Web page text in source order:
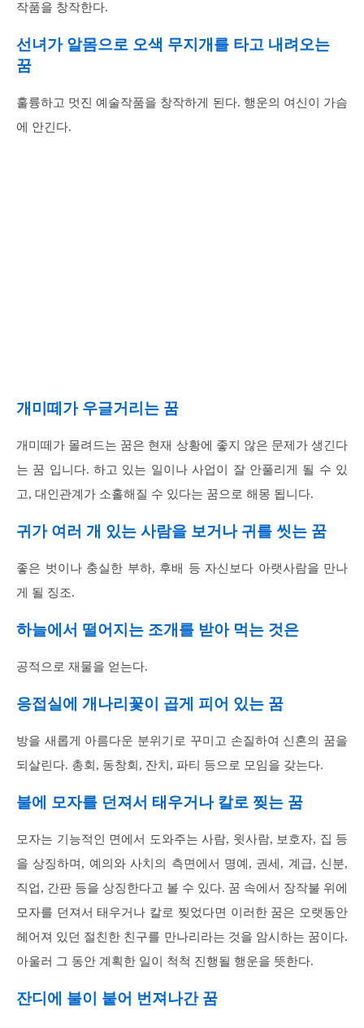
작품을 창작한다.
선녀가 알몸으로 오색 무지개를 타고 내려오는
꿈
훌륭하고 멋진 예술작품을 창작하게 된다. 행운의 여신이 가슴
에 안긴다.
개미떼가 우글거리는 꿈
개미떼가 몰려드는 꿈은 현재 상황에 좋지 않은 문제가 생긴다
는 꿈 입니다. 하고 있는 일이나 사업이 잘 안풀리게 될 수 있
고, 대인관계가 소홀해질 수 있다는 꿈으로 해몽 됩니다.
귀가 여러 개 있는 사람을 보거나 귀를 씻는 꿈
좋은 벗이나 충실한 부하, 후배 등 자신보다 아랫사람을 만나
게 될 징조.
하늘에서 떨어지는 조개를 받아 먹는 것은
공적으로 재물을 얻는다.
응접실에 개나리꽃이 곱게 피어 있는 꿈
방을 새롭게 아름다운 분위기로 꾸미고 손질하여 신혼의 꿈을
되살린다. 총회, 동창회, 잔치, 파티 등으로 모임을 갖는다.
불에 모자를 던져서 태우거나 칼로 찢는 꿈
모자는 기능적인 면에서 도와주는 사람, 윗사람, 보호자, 집 등
을 상징하며, 예의와 사치의 측면에서 명예, 권세, 계급, 신분,
직업, 간판 등을 상징한다고 볼 수 있다. 꿈 속에서 장작불 위에
모자를 던져서 태우거나 칼로 찢었다면 이러한 꿈은 오랫동안
헤어져 있던 절친한 친구를 만나리라는 것을 암시하는 꿈이다.
아울러 그 동안 계획한 일이 척척 진행될 행운을 뜻한다.
잔디에 불이 붙어 번져나간 꿈